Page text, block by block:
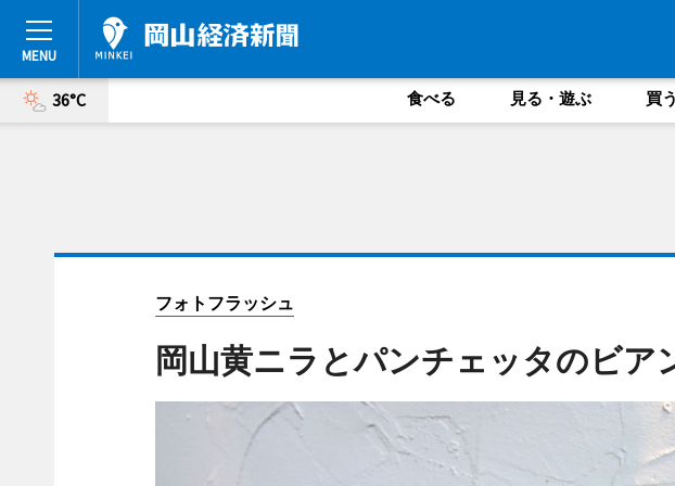
36°C 食べる 見る・遊ぶ 買う
フォトフラッシュ
岡山黄ニラとパンチェッタのビア